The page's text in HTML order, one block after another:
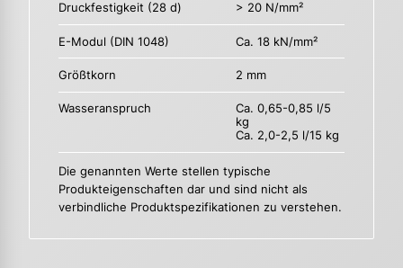
Druckfestigkeit (28 d) > 20 N/mm²
E-Modul (DIN 1048) Ca. 18 kN/mm²
Größtkorn 2 mm
Wasseranspruch
Ca. 0,65-0,85 l/5
kg
Ca. 2,0-2,5 l/15 kg
Die genannten Werte stellen typische
Produkteigenschaften dar und sind nicht als
verbindliche Produktspezifikationen zu verstehen.